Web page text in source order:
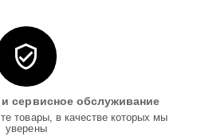
и сервисное обслуживание
товары, в качестве которых мы
уверены